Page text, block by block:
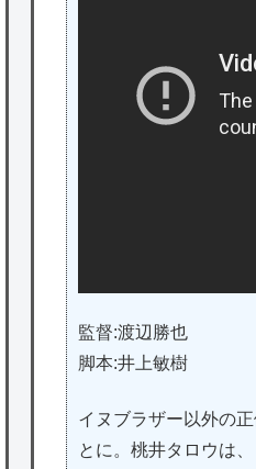
監督:渡辺勝也
脚本:井上敏樹
イヌブラザー以外の
とに。桃井タロウは